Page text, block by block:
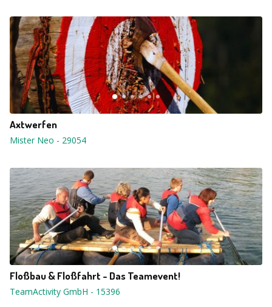
Axtwerfen
Mister Neo - 29054
Floßbau & Floßfahrt - Das Teamevent!
TeamActivity GmbH - 15396